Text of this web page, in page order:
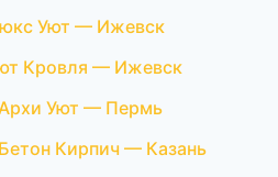
Уют — Ижевск
Кровля — Ижевск
Уют — Пермь
Кирпич — Казань